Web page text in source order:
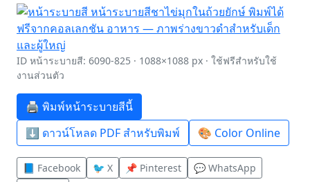
ID หน้าระบายสี: 6090-825 · 1088×1088 px · ใช้ฟรีสำหรับใช้
งานส่วนตัว
🖨️ พิมพ์หน้าระบายสีนี้
⬇️ ดาวน์โหลด PDF สำหรับพิมพ์
🎨 Color Online
📘 Facebook 🐦 X 📌 Pinterest
💬 WhatsApp